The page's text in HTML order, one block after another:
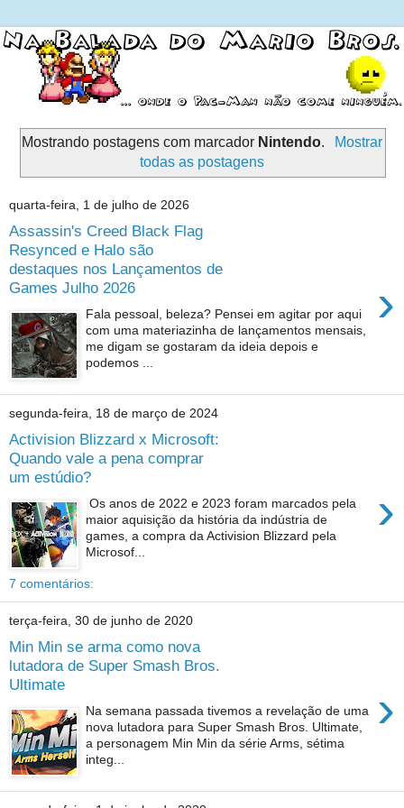
Mostrando postagens com marcador Nintendo.
Mostrar
todas as postagens
quarta-feira, 1 de julho de 2026
Assassin's Creed Black Flag
Resynced e Halo são
destaques nos Lançamentos de
Games Julho 2026
›
Fala pessoal, beleza? Pensei em agitar por aqui
com uma materiazinha de lançamentos mensais,
me digam se gostaram da ideia depois e
podemos ...
segunda-feira, 18 de março de 2024
Activision Blizzard x Microsoft:
Quando vale a pena comprar
um estúdio?
›
Os anos de 2022 e 2023 foram marcados pela
maior aquisição da história da indústria de
games, a compra da Activision Blizzard pela
Microsof...
7 comentários:
terça-feira, 30 de junho de 2020
Min Min se arma como nova
lutadora de Super Smash Bros.
Ultimate
›
Na semana passada tivemos a revelação de uma
nova lutadora para Super Smash Bros. Ultimate,
a personagem Min Min da série Arms, sétima
integ...